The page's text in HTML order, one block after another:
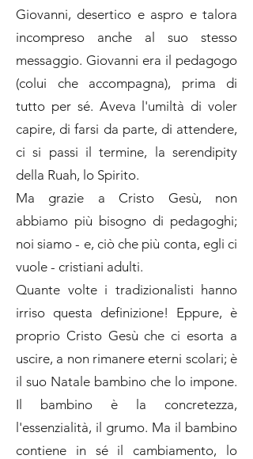
Giovanni, desertico e aspro e talora
incompreso anche al suo stesso
messaggio. Giovanni era il pedagogo
(colui che accompagna), prima di
tutto per sé. Aveva l'umiltà di voler
capire, di farsi da parte, di attendere,
ci si passi il termine, la serendipity
della Ruah, lo Spirito.
Ma grazie a Cristo Gesù, non
abbiamo più bisogno di pedagoghi;
noi siamo - e, ciò che più conta, egli ci
vuole - cristiani adulti.
Quante volte i tradizionalisti hanno
irriso questa definizione! Eppure, è
proprio Cristo Gesù che ci esorta a
uscire, a non rimanere eterni scolari; è
il suo Natale bambino che lo impone.
Il bambino è la concretezza,
l'essenzialità, il grumo. Ma il bambino
contiene in sé il cambiamento, lo